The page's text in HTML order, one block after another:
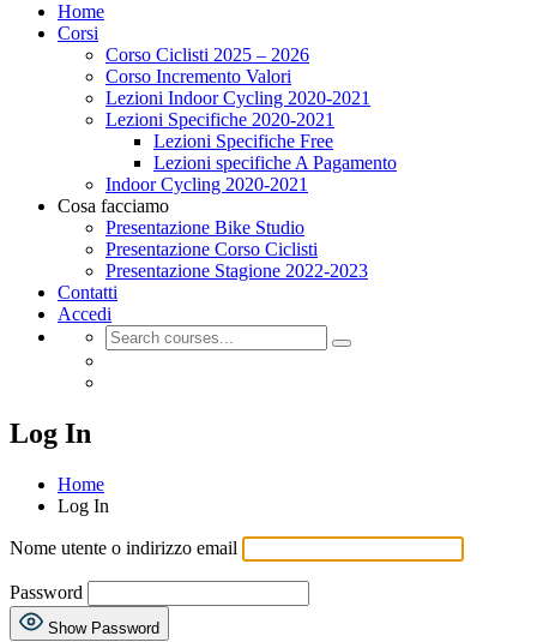
Home
Corsi
Corso Ciclisti 2025 – 2026
Corso Incremento Valori
Lezioni Indoor Cycling 2020-2021
Lezioni Specifiche 2020-2021
Lezioni Specifiche Free
Lezioni specifiche A Pagamento
Indoor Cycling 2020-2021
Cosa facciamo
Presentazione Bike Studio
Presentazione Corso Ciclisti
Presentazione Stagione 2022-2023
Contatti
Accedi
Log In
Home
Log In
Nome utente o indirizzo email
Password
Show Password